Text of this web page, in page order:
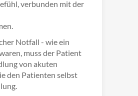
verbunden mit der
Notfall - wie ein
muss der Patient
von akuten
den Patienten selbst